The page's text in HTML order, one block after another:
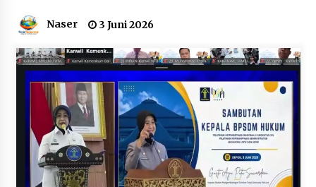
Tigaraksa, Semarakkan HUT RI
7 Agustus 2026
Pemanfaatan Limbah Galon Bekas,
Lapas Banjar Tanam 200 Pohon
Cabai Dukung Program Ketahanan
Pangan
7 Agustus 2026
Naser 3 Juni 2026